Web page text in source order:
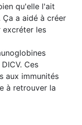
qu'elle l'ait
Ça a aidé à créer
excréter les
Ces
aux immunités
à retrouver la